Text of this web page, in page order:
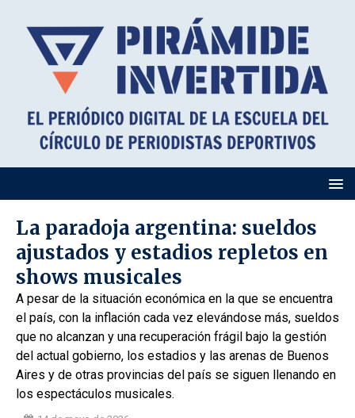
La paradoja argentina: sueldos
ajustados y estadios repletos en
shows musicales
A pesar de la situación económica en la que se encuentra
el país, con la inflación cada vez elevándose más, sueldos
que no alcanzan y una recuperación frágil bajo la gestión
del actual gobierno, los estadios y las arenas de Buenos
Aires y de otras provincias del país se siguen llenando en
los espectáculos musicales.